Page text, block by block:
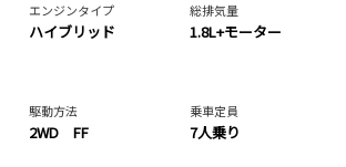
エンジンタイプ
ハイブリッド
総排気量
1.8L+モーター
駆動方法
2WD FF
乗車定員
7人乗り